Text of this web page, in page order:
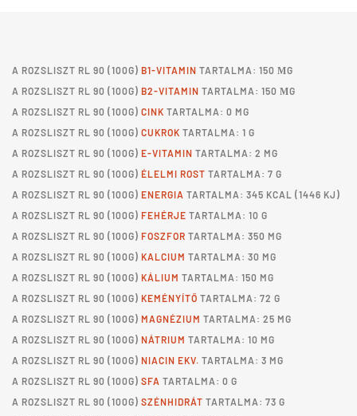
A ROZSLISZT RL 90 (100G) B1-VITAMIN TARTALMA: 150 ΜG
A ROZSLISZT RL 90 (100G) B2-VITAMIN TARTALMA: 150 ΜG
A ROZSLISZT RL 90 (100G) CINK TARTALMA: 0 MG
A ROZSLISZT RL 90 (100G) CUKROK TARTALMA: 1 G
A ROZSLISZT RL 90 (100G) E-VITAMIN TARTALMA: 2 MG
A ROZSLISZT RL 90 (100G) ÉLELMI ROST TARTALMA: 7 G
A ROZSLISZT RL 90 (100G) ENERGIA TARTALMA: 345 KCAL (1446 KJ)
A ROZSLISZT RL 90 (100G) FEHÉRJE TARTALMA: 10 G
A ROZSLISZT RL 90 (100G) FOSZFOR TARTALMA: 350 MG
A ROZSLISZT RL 90 (100G) KALCIUM TARTALMA: 30 MG
A ROZSLISZT RL 90 (100G) KÁLIUM TARTALMA: 150 MG
A ROZSLISZT RL 90 (100G) KEMÉNYÍTŐ TARTALMA: 72 G
A ROZSLISZT RL 90 (100G) MAGNÉZIUM TARTALMA: 25 MG
A ROZSLISZT RL 90 (100G) NÁTRIUM TARTALMA: 10 MG
A ROZSLISZT RL 90 (100G) NIACIN EKV. TARTALMA: 3 MG
A ROZSLISZT RL 90 (100G) SFA TARTALMA: 0 G
A ROZSLISZT RL 90 (100G) SZÉNHIDRÁT TARTALMA: 73 G